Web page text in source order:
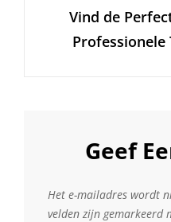
Bericht
Vind de
Geef
Het e-mailadres wordt
velden zijn gemarkeerd